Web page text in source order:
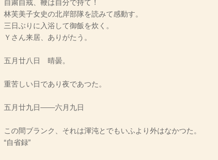
自粛自戒、鞭は自分で持て！
林芙美子女史の北岸部隊を読みて感動す。
三日ぶりに入浴して御飯を炊く。
Ｙさん来居、ありがたう。
五月廿八日 晴曇。
重苦しい日であり夜であつた。
五月廿九日――六月九日
この間ブランク、それは渾沌とでもいふより外はなかつた。
“自省録”